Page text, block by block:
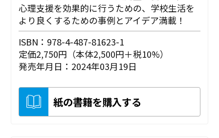
心理支援を効果的に行うための、学校生活を
より良くするための事例とアイデア満載！
ISBN：978-4-487-81623-1
定価2,750円（本体2,500円＋税10%）
発売年月日：2024年03月19日
紙の書籍を購入する